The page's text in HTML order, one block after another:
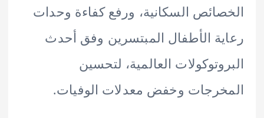
السكانية، ورفع كفاءة وحدات
الأطفال المبتسرين وفق أحدث
العالمية، لتحسين
وخفض معدلات الوفيات.